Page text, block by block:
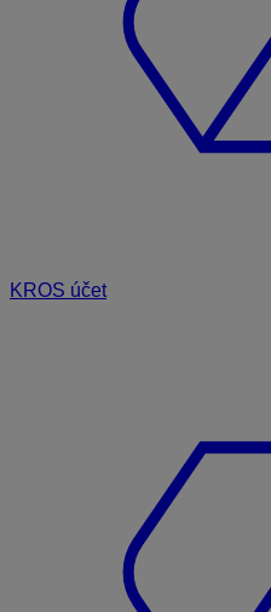
KROS účet